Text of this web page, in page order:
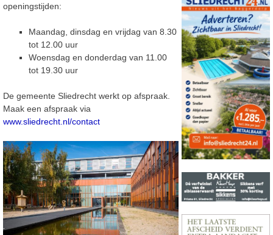
openingstijden:
Maandag, dinsdag en vrijdag van 8.30
tot 12.00 uur
Woensdag en donderdag van 11.00
tot 19.30 uur
De gemeente Sliedrecht werkt op afspraak.
Maak een afspraak via
www.sliedrecht.nl/contact